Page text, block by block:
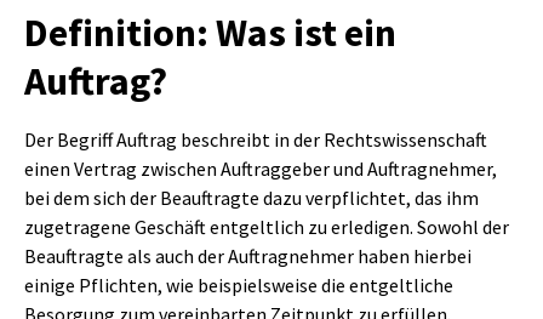
Definition: Was ist ein
Auftrag?
Der Begriff Auftrag beschreibt in der Rechtswissenschaft
einen Vertrag zwischen Auftraggeber und Auftragnehmer,
bei dem sich der Beauftragte dazu verpflichtet, das ihm
zugetragene Geschäft entgeltlich zu erledigen. Sowohl der
Beauftragte als auch der Auftragnehmer haben hierbei
einige Pflichten, wie beispielsweise die entgeltliche
Besorgung zum vereinbarten Zeitpunkt zu erfüllen.